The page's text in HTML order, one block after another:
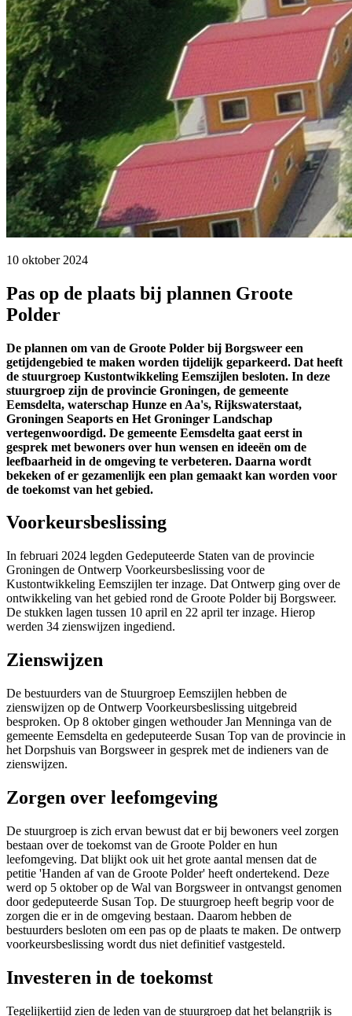
10 oktober 2024
Pas op de plaats bij plannen Groote
Polder
De plannen om van de Groote Polder bij Borgsweer een
getijdengebied te maken worden tijdelijk geparkeerd. Dat heeft
de stuurgroep Kustontwikkeling Eemszijlen besloten. In deze
stuurgroep zijn de provincie Groningen, de gemeente
Eemsdelta, waterschap Hunze en Aa's, Rijkswaterstaat,
Groningen Seaports en Het Groninger Landschap
vertegenwoordigd. De gemeente Eemsdelta gaat eerst in
gesprek met bewoners over hun wensen en ideeën om de
leefbaarheid in de omgeving te verbeteren. Daarna wordt
bekeken of er gezamenlijk een plan gemaakt kan worden voor
de toekomst van het gebied.
Voorkeursbeslissing
In februari 2024 legden Gedeputeerde Staten van de provincie
Groningen de Ontwerp Voorkeursbeslissing voor de
Kustontwikkeling Eemszijlen ter inzage. Dat Ontwerp ging over de
ontwikkeling van het gebied rond de Groote Polder bij Borgsweer.
De stukken lagen tussen 10 april en 22 april ter inzage. Hierop
werden 34 zienswijzen ingediend.
Zienswijzen
De bestuurders van de Stuurgroep Eemszijlen hebben de
zienswijzen op de Ontwerp Voorkeursbeslissing uitgebreid
besproken. Op 8 oktober gingen wethouder Jan Menninga van de
gemeente Eemsdelta en gedeputeerde Susan Top van de provincie in
het Dorpshuis van Borgsweer in gesprek met de indieners van de
zienswijzen.
Zorgen over leefomgeving
De stuurgroep is zich ervan bewust dat er bij bewoners veel zorgen
bestaan over de toekomst van de Groote Polder en hun
leefomgeving. Dat blijkt ook uit het grote aantal mensen dat de
petitie 'Handen af van de Groote Polder' heeft ondertekend. Deze
werd op 5 oktober op de Wal van Borgsweer in ontvangst genomen
door gedeputeerde Susan Top. De stuurgroep heeft begrip voor de
zorgen die er in de omgeving bestaan. Daarom hebben de
bestuurders besloten om een pas op de plaats te maken. De ontwerp
voorkeursbeslissing wordt dus niet definitief vastgesteld.
Investeren in de toekomst
Tegelijkertijd zien de leden van de stuurgroep dat het belangrijk is